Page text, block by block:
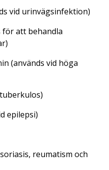
vid urinvägsinfektion)
att behandla
(används vid höga
epilepsi)
reumatism och